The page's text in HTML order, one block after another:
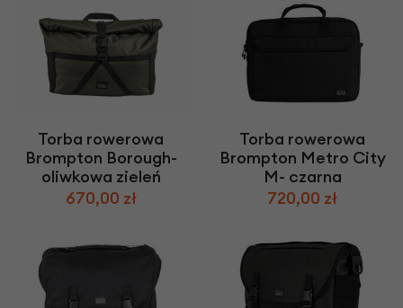
Torba rowerowa
Brompton Borough-
oliwkowa zieleń
670,00 zł
Torba rowerowa
Brompton Metro City
M- czarna
720,00 zł